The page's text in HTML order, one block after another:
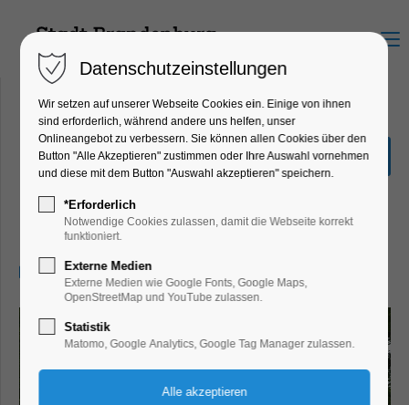
Menu
Stadtführung: Auf den
Spuren von Vicco von
Bülow
Führung, Highlight, Loriot, Themenführung
04.01.2025, 14:30–16:30
Datenschutzeinstellungen
Wir setzen auf unserer Webseite Cookies ein. Einige von ihnen
sind erforderlich, während andere uns helfen, unser
Onlineangebot zu verbessern. Sie können allen Cookies über den
Button "Alle Akzeptieren" zustimmen oder Ihre Auswahl vornehmen
und diese mit dem Button "Auswahl akzeptieren" speichern.
*Erforderlich
Notwendige Cookies zulassen, damit die Webseite korrekt
funktioniert.
Externe Medien
Externe Medien wie Google Fonts, Google Maps,
OpenStreetMap und YouTube zulassen.
Statistik
Matomo, Google Analytics, Google Tag Manager zulassen.